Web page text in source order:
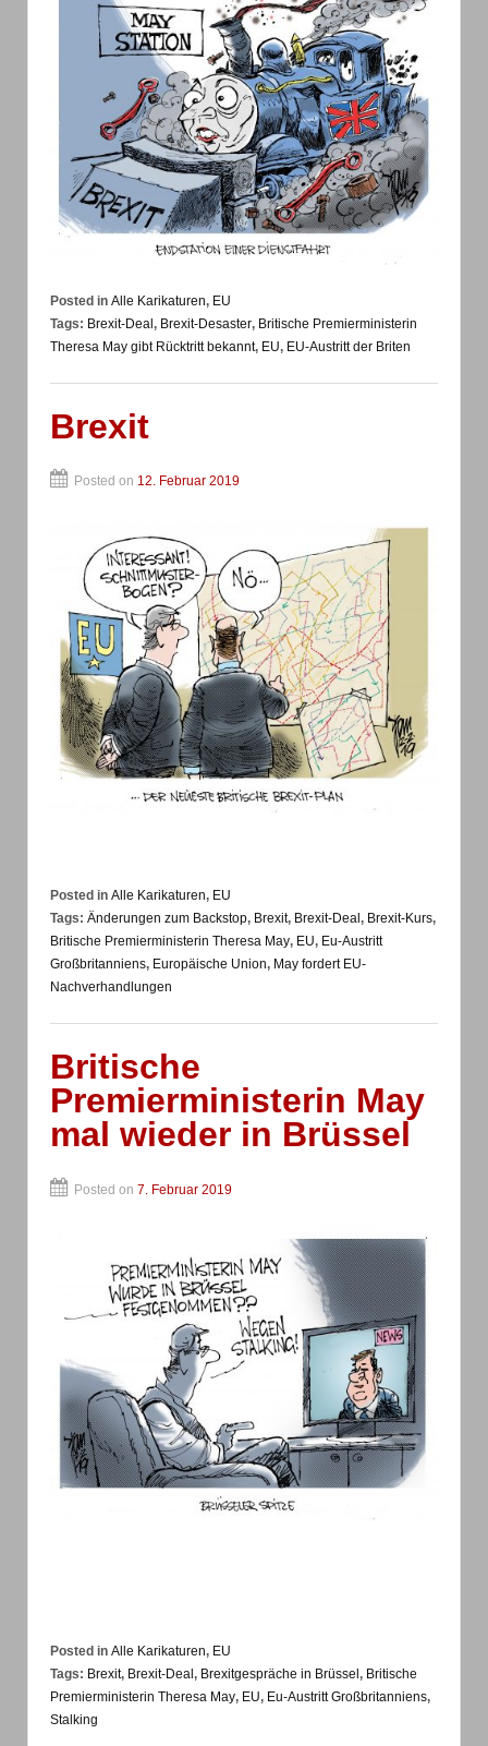
Posted in Alle Karikaturen, EU
Tags: Brexit-Deal, Brexit-Desaster, Britische Premierministerin
Theresa May gibt Rücktritt bekannt, EU, EU-Austritt der Briten
Brexit
Posted on 12. Februar 2019
Posted in Alle Karikaturen, EU
Tags: Änderungen zum Backstop, Brexit, Brexit-Deal , Brexit-Kurs,
Britische Premierministerin Theresa May, EU, Eu-Austritt
Großbritanniens, Europäische Union, May fordert EU-
Nachverhandlungen
Britische
Premierministerin May
mal wieder in Brüssel
Posted on 7. Februar 2019
Posted in Alle Karikaturen, EU
Tags: Brexit, Brexit-Deal, Brexitgespräche in Brüssel, Britische
Premierministerin Theresa May, EU, Eu-Austritt Großbritanniens,
Stalking